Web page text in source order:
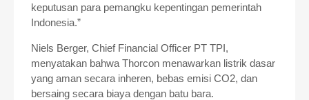
keputusan para pemangku kepentingan pemerintah
Indonesia.”
Niels Berger, Chief Financial Officer PT TPI,
menyatakan bahwa Thorcon menawarkan listrik dasar
yang aman secara inheren, bebas emisi CO2, dan
bersaing secara biaya dengan batu bara.